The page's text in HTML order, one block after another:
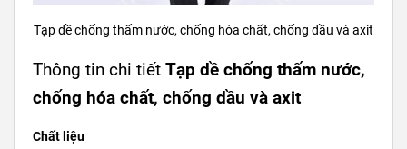
Tạp dề chống thấm nước, chống hóa chất, chống dầu và axit
Thông tin chi tiết Tạp dề chống thấm nước,
chống hóa chất, chống dầu và axit
Chất liệu